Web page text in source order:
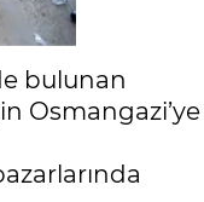
bulunan
Osmangazi’ye